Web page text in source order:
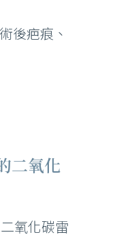
後疤痕、
二氧化
氧化碳雷